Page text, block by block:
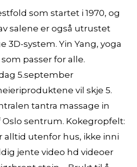
som startet i 1970, og
salene er også utrustet
3D-system. Yin Yang, yoga
passer for alle.
5.september
vil skje 5.
tantra massage in
sentrum. Kokegropfelt:
alltid utenfor hus, ikke inni
jente video hd videoer